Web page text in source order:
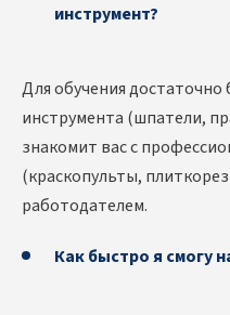
инструмент?
Для обучения достаточно
инструмента (шпатели,
знакомит вас с
(краскопульты,
работодателем.
Как быстро я смогу